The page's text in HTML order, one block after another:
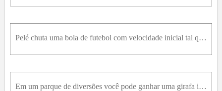
Pelé chuta uma bola de futebol com velocidade inicial tal que o componente vertical é igual a 16,0 m/s e o componente horizontal é igual a 20,0 m/s. Despreze a resistência do ar. a) Quanto tempo a bol
Em um parque de diversões você pode ganhar uma girafa inflável, se conseguir encaixar uma moeda de 25 centavos em um prato pequeno. O prato está sobre uma prateleira acima do ponto em que a moeda deix